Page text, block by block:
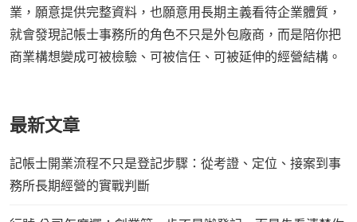
業，願意提供完整資料，也願意用長期主義看待企業體質，
就會發現記帳士事務所的角色不只是外包廠商，而是陪你把
商業構想變成可被檢驗、可被信任、可被延伸的經營結構。
最新文章
記帳士開業流程不只是登記步驟：從考證、定位、接案到事
務所長期經營的實戰判斷